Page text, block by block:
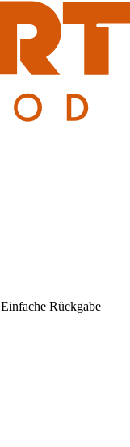
Einfache Rückgabe